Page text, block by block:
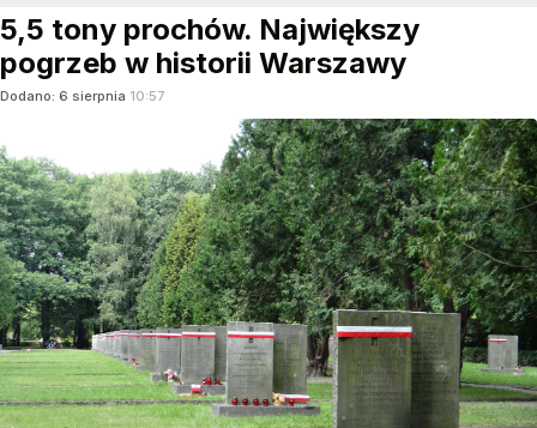
5,5 tony prochów. Największy
pogrzeb w historii Warszawy
Dodano: 6 sierpnia 10:57